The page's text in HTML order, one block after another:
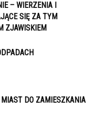
– WIERZENIA I
SIĘ ZA TYM
ZJAWISKIEM
DO ZAMIESZKANIA